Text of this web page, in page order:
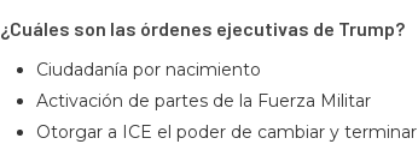
¿Cuáles son las órdenes ejecutivas de Trump?
Ciudadanía por nacimiento
Activación de partes de la Fuerza Militar
Otorgar a ICE el poder de cambiar y